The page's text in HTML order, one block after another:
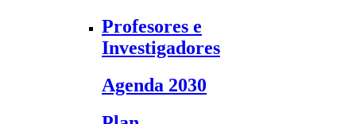
Profesores e
Investigadores
Agenda 2030